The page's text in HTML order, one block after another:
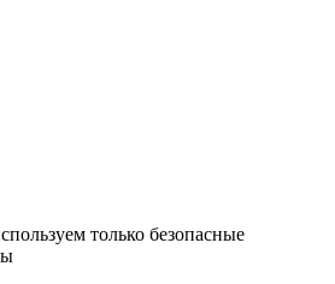
только безопасные